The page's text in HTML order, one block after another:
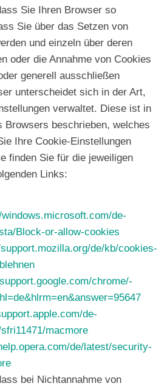
Sie Ihren Browser so
Sie über das Setzen von
und einzeln über deren
oder die Annahme von Cookies
generell ausschließen
unterscheidet sich in der Art,
verwaltet. Diese ist in
Browsers beschrieben, welches
Ihre Cookie-Einstellungen
finden Sie für die jeweiligen
Links:
de-
­Block-or-allow-cookies
de/kb/cookies-
chrome/­
de-
macmore
de/latest/­security-
bei Nichtannahme von